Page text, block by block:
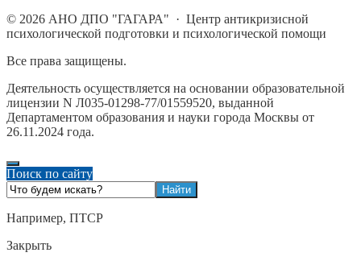
© 2026 АНО ДПО "ГАГАРА" · Центр антикризисной
психологической подготовки и психологической помощи
Все права защищены.
Деятельность осуществляется на основании образовательной
лицензии N Л035-01298-77/01559520, выданной
Департаментом образования и науки города Москвы от
26.11.2024 года.
Поиск по сайту
Например, ПТСР
Закрыть